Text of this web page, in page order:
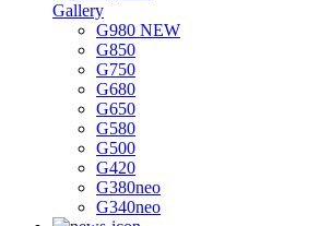
Gallery
G980 NEW
G850
G750
G680
G650
G580
G500
G420
G380neo
G340neo